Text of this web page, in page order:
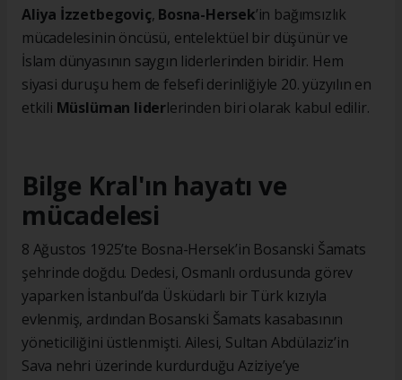
Aliya İzzetbegoviç, Bosna-Hersek’in bağımsızlık
mücadelesinin öncüsü, entelektüel bir düşünür ve
İslam dünyasının saygın liderlerinden biridir. Hem
siyasi duruşu hem de felsefi derinliğiyle 20. yüzyılın en
etkili Müslüman liderlerinden biri olarak kabul edilir.
Bilge Kral'ın hayatı ve
mücadelesi
8 Ağustos 1925’te Bosna-Hersek’in Bosanski Šamats
şehrinde doğdu. Dedesi, Osmanlı ordusunda görev
yaparken İstanbul’da Üsküdarlı bir Türk kızıyla
evlenmiş, ardından Bosanski Šamats kasabasının
yöneticiliğini üstlenmişti. Ailesi, Sultan Abdülaziz’in
Sava nehri üzerinde kurdurduğu Aziziye’ye